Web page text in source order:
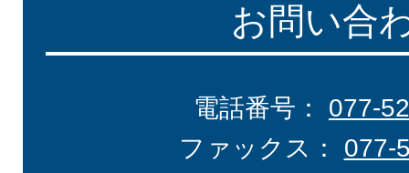
お問い合
電話番号： 077-
ファックス： 077-